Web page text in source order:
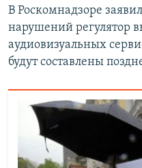
В Роскомнадзоре
нарушений регулятор
аудиовизуальных
будут составлены